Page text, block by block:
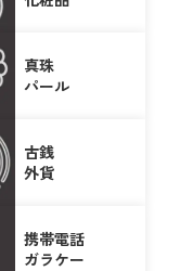
真珠
パール
古銭
外貨
携帯電話
ガラケー